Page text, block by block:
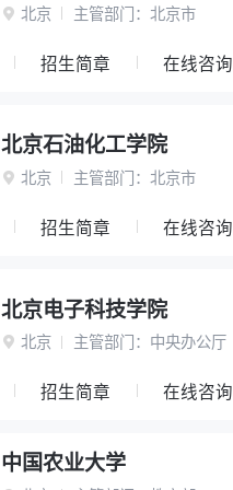
 北京 主管部门： 北京市
招生简章 在线咨询
北京石油化工学院
 北京 主管部门： 北京市
招生简章 在线咨询
北京电子科技学院
 北京 主管部门： 中央办公厅
招生简章 在线咨询
中国农业大学